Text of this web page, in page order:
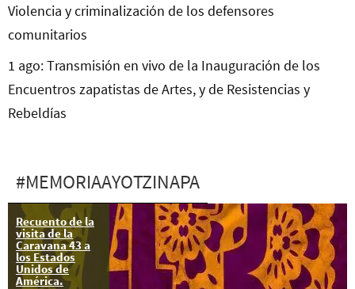
Violencia y criminalización de los defensores
comunitarios
1 ago: Transmisión en vivo de la Inauguración de los
Encuentros zapatistas de Artes, y de Resistencias y
Rebeldías
#MEMORIAAYOTZINAPA
Recuento de la
visita de la
Caravana 43 a
los Estados
Unidos de
América.